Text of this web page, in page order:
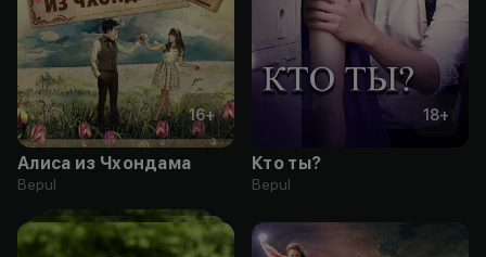
16+
Алиса из Чхондама
Bepul
18+
Кто ты?
Bepul